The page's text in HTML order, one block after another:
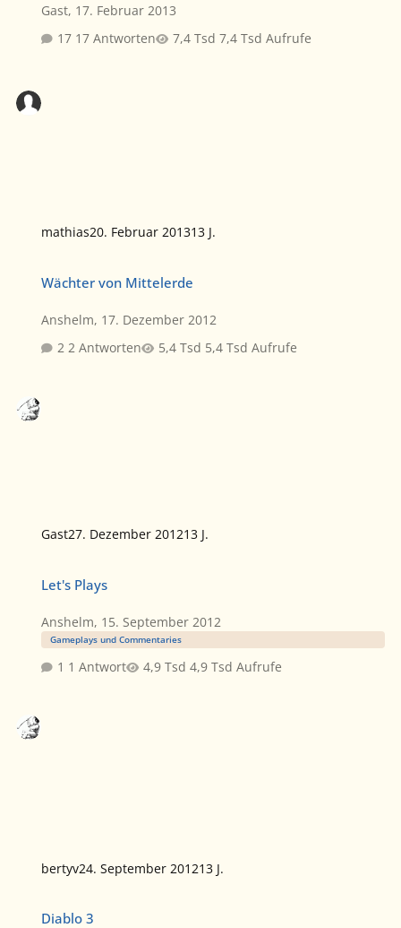
Gast, 17. Februar 2013
17 Antworten
7,4 Tsd Aufrufe
mathias20. Februar 201313 J.
Wächter von Mittelerde
Anshelm, 17. Dezember 2012
2 Antworten
5,4 Tsd Aufrufe
Gast27. Dezember 201213 J.
Let's Plays
Anshelm, 15. September 2012
Gameplays und Commentaries
1 Antwort 4,9 Tsd Aufrufe
bertyv24. September 201213 J.
Diablo 3